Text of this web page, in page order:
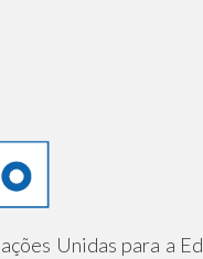
Unidas para a